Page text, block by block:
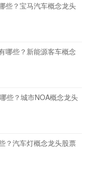
些？宝马汽车概念龙头
哪些？新能源客车概念
些？城市NOA概念龙头
？汽车灯概念龙头股票